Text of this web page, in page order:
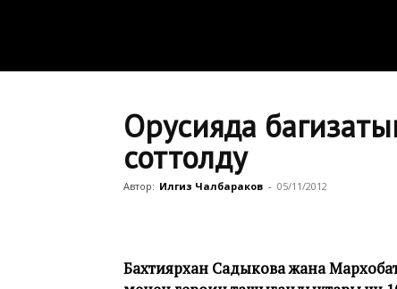
Орусияда
соттолду
Автор: Илгиз Чалбараков - 05/11/2012
Бахтиярхан Садыкова жана